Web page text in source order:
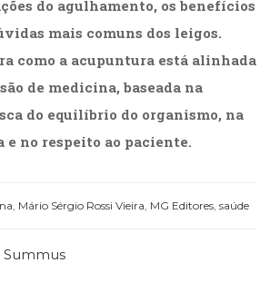
do agulhamento, os benefícios
mais comuns dos leigos.
como a acupuntura está alinhada
de medicina, baseada na
do equilíbrio do organismo, na
e no respeito ao paciente.
Mário Sérgio Rossi Vieira MG Editores saúde